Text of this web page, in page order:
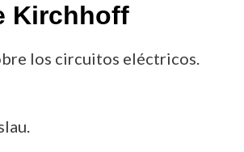
Kirchhoff
los circuitos eléctricos.